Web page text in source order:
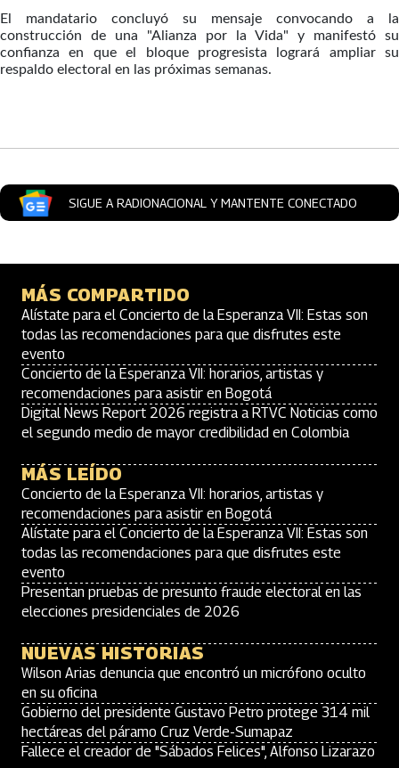
El mandatario concluyó su mensaje convocando a la
construcción de una "Alianza por la Vida" y manifestó su
confianza en que el bloque progresista logrará ampliar su
respaldo electoral en las próximas semanas.
SIGUE A RADIONACIONAL Y MANTENTE CONECTADO
MÁS COMPARTIDO
Alístate para el Concierto de la Esperanza VII: Estas son
todas las recomendaciones para que disfrutes este
evento
Concierto de la Esperanza VII: horarios, artistas y
recomendaciones para asistir en Bogotá
Digital News Report 2026 registra a RTVC Noticias como
el segundo medio de mayor credibilidad en Colombia
MÁS LEÍDO
Concierto de la Esperanza VII: horarios, artistas y
recomendaciones para asistir en Bogotá
Alístate para el Concierto de la Esperanza VII: Estas son
todas las recomendaciones para que disfrutes este
evento
Presentan pruebas de presunto fraude electoral en las
elecciones presidenciales de 2026
NUEVAS HISTORIAS
Wilson Arias denuncia que encontró un micrófono oculto
en su oficina
Gobierno del presidente Gustavo Petro protege 314 mil
hectáreas del páramo Cruz Verde-Sumapaz
Fallece el creador de "Sábados Felices", Alfonso Lizarazo